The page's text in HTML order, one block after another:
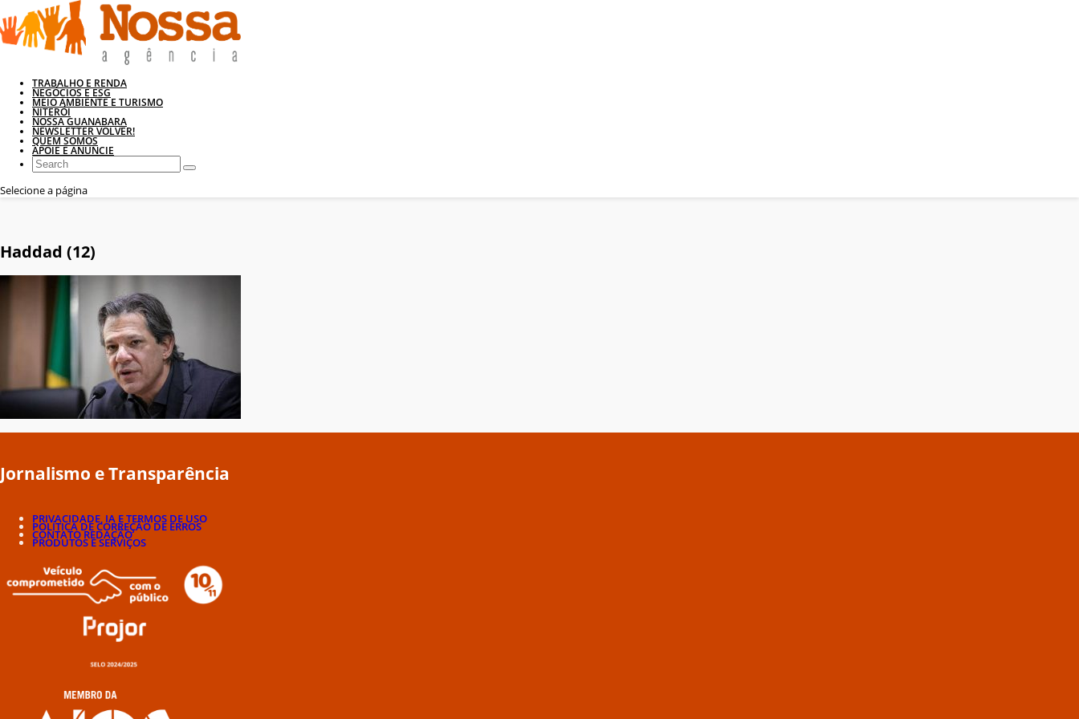
TRABALHO E RENDA
NEGÓCIOS E ESG
MEIO AMBIENTE E TURISMO
NITERÓI
NOSSA GUANABARA
NEWSLETTER VOLVER!
QUEM SOMOS
APOIE E ANUNCIE
Selecione a página
Haddad (12)
Jornalismo e Transparência
PRIVACIDADE, IA E TERMOS DE USO
POLÍTICA DE CORREÇÃO DE ERROS
CONTATO REDAÇÃO
PRODUTOS E SERVIÇOS